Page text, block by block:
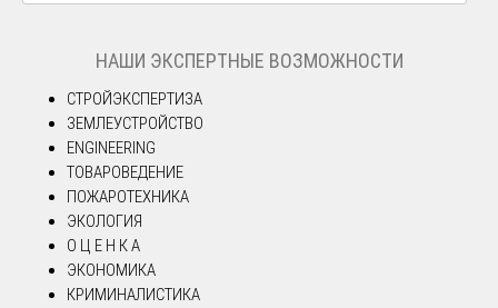
НАШИ ЭКСПЕРТНЫЕ ВОЗМОЖНОСТИ
СТРОЙЭКСПЕРТИЗА
ЗЕМЛЕУСТРОЙСТВО
ENGINEERING
ТОВАРОВЕДЕНИЕ
ПОЖАРОТЕХНИКА
ЭКОЛОГИЯ
О Ц Е Н К А
ЭКОНОМИКА
КРИМИНАЛИСТИКА